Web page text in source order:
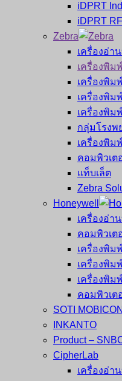
iDPRT
iDPRT
Zebra
เครื่องอ่า
เครื่องพิม
เครื่องพิม
เครื่องพิม
เครื่องพิม
กลุ่มโรงพ
เครื่องพิม
คอมพิวเต
แท็บเล็ต
Zebra
Honeywell
เครื่องอ่า
คอมพิวเต
เครื่องพิม
เครื่องพิม
เครื่องพิม
คอมพิวเ
SOTI
INKANTO
Product –
CipherLab
เครื่องอ่า